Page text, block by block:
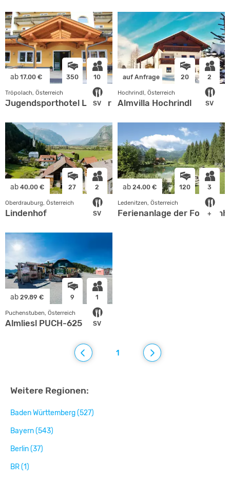
ab 17.00 € 350 10
SV
Tröpolach, Österreich
Jugendsporthotel Leitner
auf Anfrage 20 2
SV
Hochrindl, Österreich
Almvilla Hochrindl
ab 40.00 € 27 2
SV
Oberdrauburg, Österreich
Lindenhof
ab 24.00 € 120 3
+
Ledenitzen, Österreich
Ferienanlage der
ab 29.89 € 9 1
SV
Puchenstuben, Österreich
Almliesl PUCH-625
1
Weitere Regionen:
Baden Württemberg (527)
Bayern (543)
Berlin (37)
BR (1)